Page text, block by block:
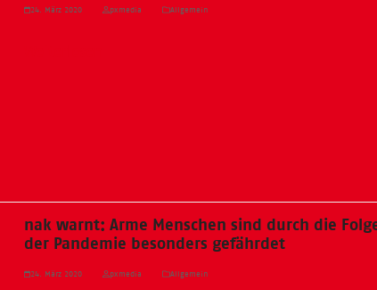
24. März 2020 pxmedia Allgemein
nak warnt: Arme Menschen sind durch die
der Pandemie besonders gefährdet
24. März 2020 pxmedia Allgemein